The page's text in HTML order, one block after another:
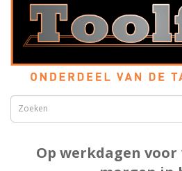
Op werkdagen voor